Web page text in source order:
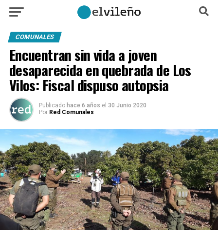
COMUNALES
Encuentran sin vida a joven
desaparecida en quebrada de Los
Vilos: Fiscal dispuso autopsia
Publicado hace 6 años el 30 Junio 2020
Por Red Comunales